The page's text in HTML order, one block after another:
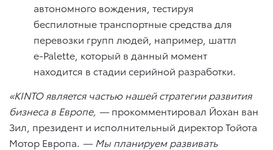
автономного вождения, тестируя
беспилотные транспортные средства для
перевозки групп людей, например, шаттл
e-Palette, который в данный момент
находится в стадии серийной разработки.
«KINTO является частью нашей стратегии развития
бизнеса в Европе, —прокомментировал Йохан ван
Зил, президент и исполнительный директор Тойота
Мотор Европа. — Мы планируем развивать